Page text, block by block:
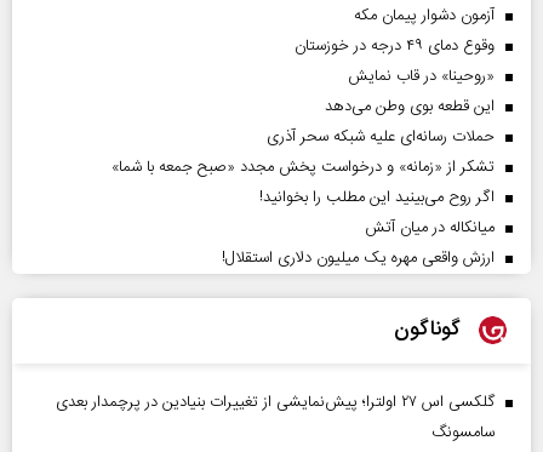
آزمون دشوار پیمان مکه
وقوع دمای ۴۹ درجه در خوزستان
«روحینا» در قاب نمایش
این قطعه بوی وطن می‌دهد
حملات رسانه‌ای علیه شبکه سحر آذری
تشکر از «زمانه» و درخواست پخش مجدد «صبح جمعه با شما»
اگر روح می‌بینید این مطلب را بخوانید!
میانکاله در میان آتش
ارزش واقعی مهره یک میلیون دلاری استقلال!
گوناگون
گلکسی اس ۲۷ اولترا؛ پیش‌نمایشی از تغییرات بنیادین در پرچمدار بعدی
سامسونگ